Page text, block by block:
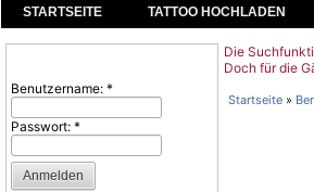
STARTSEITE TATTOO HOCHLADEN
Benutzername: *
Passwort: *
Die
Doch für die
Startseite »